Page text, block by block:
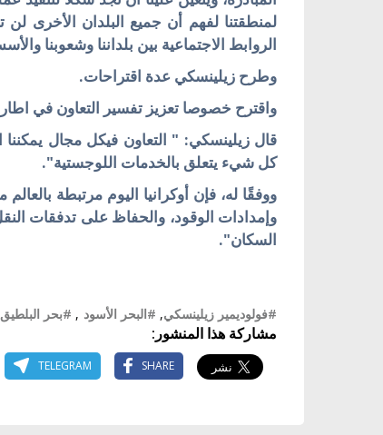
لمنطقتنا لفهم أن جميع البلدان الأخرى لن
الروابط الاجتماعية بين بلداننا وشعوبنا
وطرح زيلينسكي عدة اقتراحات.
واقترح خصوصا تعزيز تفسير التعاون في اطار
قال زيلينسكي: " التعاون فيكل مجال يمكننا
كل شيء يتعلق بالخدمات اللوجستية".
ووفقًا له، فإن أوكرانيا اليوم مرتبطة
وإمدادات الوقود، والحفاظ على تدفقات
السكان".
#فولوديمير زيلينسكي, #البحر الأسود , #بحر البلطيق
مشاركة هذا المنشور:
SHARE
TELEGRAM